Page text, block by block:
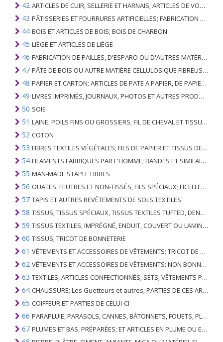
42 ARTICLES DE CUIR; SELLERIE ET ​​HARNAIS; ARTICLES DE VOYAGE, SACS À MAIN ET RÉCIPIENTS ANALOGUES; ARTICLES DE GUT ANIMAL (AUTRE QUE GUT DE SOIE-VERT)
43 PÂTISSERIES ET FOURRURES ARTIFICIELLES; FABRICATION DE CELLES-CI
44 BOIS ET ARTICLES DE BOIS; BOIS DE CHARBON
45 LIÈGE ET ARTICLES DE LIÈGE
46 FABRICATION DE PAILLES, D'ESPARO OU D'AUTRES MATÉRIAUX DE COULÉE; BASKETWARE ET WICKERWORK
47 PÂTE DE BOIS OU AUTRE MATIÈRE CELLULOSIQUE FIBREUSE; PAPIER OU CARTON RÉCUPÉRÉ (DÉCHETS ET DÉCHETS)
48 PAPIER ET CARTON; ARTICLES DE PATE A PAPIER, DE PAPIER OU DE CARTON
49 LIVRES IMPRIMÉS, JOURNAUX, PHOTOS ET AUTRES PRODUITS DE L'INDUSTRIE DE L'IMPRIMERIE; MANUSCRITS, TYPESCRIPTS ET PLANS
50 SOIE
51 LAINE, POILS FINS OU GROSSIERS; FIL DE CHEVAL ET TISSU TISSÉ
52 COTON
53 FIBRES TEXTILES VÉGÉTALES; FILS DE PAPIER ET TISSUS DE FILS DE PAPIER
54 FILAMENTS FABRIQUES PAR L'HOMME; BANDES ET SIMILAIRES DE MATIERES TEXTILES SYNTHETIQUES
55 MAN-MADE STAPLE FIBRES
56 OUATES, FEUTRES ET NON-TISSÉS, FILS SPÉCIAUX; FICELLES, CORDES, CORDES, CÂBLES ET ARTICLES ASSOCIÉS
57 TAPIS ET AUTRES REVÊTEMENTS DE SOLS TEXTILES
58 TISSUS; TISSUS SPÉCIAUX, TISSUS TEXTILES TUFTED, DENTELLE, TAPISSERIES, GARNITURES, BRODERIES
59 TISSUS TEXTILES; IMPRÉGNÉ, ENDUIT, COUVERT OU LAMINÉ; ARTICLES TEXTILES D'UN TYPE ADAPTÉ À L'USAGE INDUSTRIEL
60 TISSUS; TRICOT DE BONNETERIE
61 VÊTEMENTS ET ACCESSOIRES DE VÊTEMENTS; TRICOT DE BONNETERIE
62 VÊTEMENTS ET ACCESSOIRES DE VÊTEMENTS; NON BONNETERIE
63 TEXTILES, ARTICLES CONFECTIONNÉS; SETS; VÊTEMENTS PORTÉS ET ARTICLES TEXTILES USÉS; RAGS
64 CHAUSSURE; Les Guetteurs et autres; PARTIES DE CES ARTICLES
65 COIFFEUR ET PARTIES DE CELUI-CI
66 PARAPLUIE, PARASOLS, CANNES, BÂTONNETS, FOUETS, PLANTES DE CONDUITE; ET LEURS PARTIES
67 PLUMES ET BAS, PRÉPARÉES; ET ARTICLES EN PLUME OU EN BAS; FLEURS ARTIFICIELLES; ARTICLES DE CHEVEUX HUMAINS